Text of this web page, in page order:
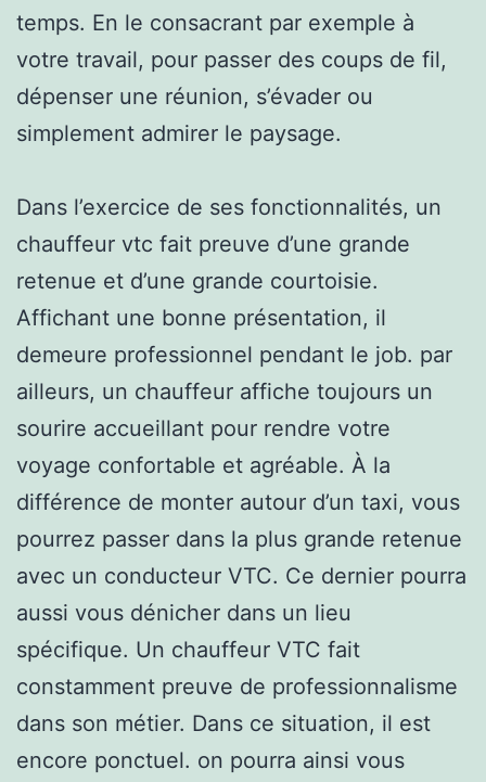
temps. En le consacrant par exemple à
votre travail, pour passer des coups de fil,
dépenser une réunion, s’évader ou
simplement admirer le paysage.
Dans l’exercice de ses fonctionnalités, un
chauffeur vtc fait preuve d’une grande
retenue et d’une grande courtoisie.
Affichant une bonne présentation, il
demeure professionnel pendant le job. par
ailleurs, un chauffeur affiche toujours un
sourire accueillant pour rendre votre
voyage confortable et agréable. À la
différence de monter autour d’un taxi, vous
pourrez passer dans la plus grande retenue
avec un conducteur VTC. Ce dernier pourra
aussi vous dénicher dans un lieu
spécifique. Un chauffeur VTC fait
constamment preuve de professionnalisme
dans son métier. Dans ce situation, il est
encore ponctuel. on pourra ainsi vous